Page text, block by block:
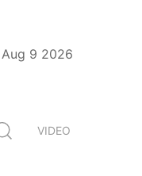
Aug 9 2026
VIDEO